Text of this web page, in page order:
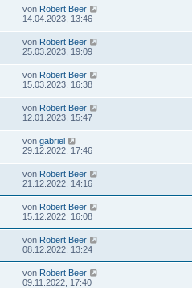
von Robert Beer
14.04.2023, 13:46
von Robert Beer
25.03.2023, 19:09
von Robert Beer
15.03.2023, 16:38
von Robert Beer
12.01.2023, 15:47
von gabriel
29.12.2022, 17:46
von Robert Beer
21.12.2022, 14:16
von Robert Beer
15.12.2022, 16:08
von Robert Beer
08.12.2022, 13:24
von Robert Beer
09.11.2022, 17:40